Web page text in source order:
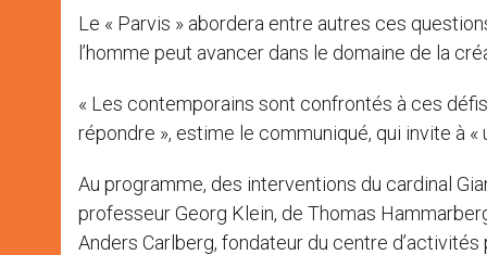
Le « Parvis » abordera entre autres ces
l’homme peut avancer dans le domaine de la
« Les contemporains sont confrontés à ces
répondre », estime le communiqué, qui invite à «
Au programme, des interventions du cardinal
professeur Georg Klein, de Thomas
Anders Carlberg, fondateur du centre